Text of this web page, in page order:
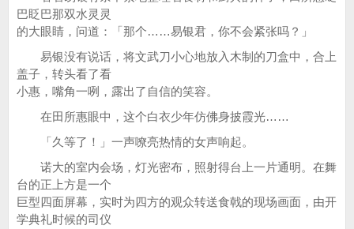
巴眨巴那双水灵灵
的大眼睛，问道：「那个……易银君，你不会紧张吗？」
易银没有说话，将文武刀小心地放入木制的刀盒中，合上
盖子，转头看了看
小惠，嘴角一咧，露出了自信的笑容。
在田所惠眼中，这个白衣少年仿佛身披霞光……
「久等了！」一声嘹亮热情的女声响起。
诺大的室内会场，灯光密布，照射得台上一片通明。在舞
台的正上方是一个
巨型四面屏幕，实时为四方的观众转送食戟的现场画面，由开
学典礼时候的司仪